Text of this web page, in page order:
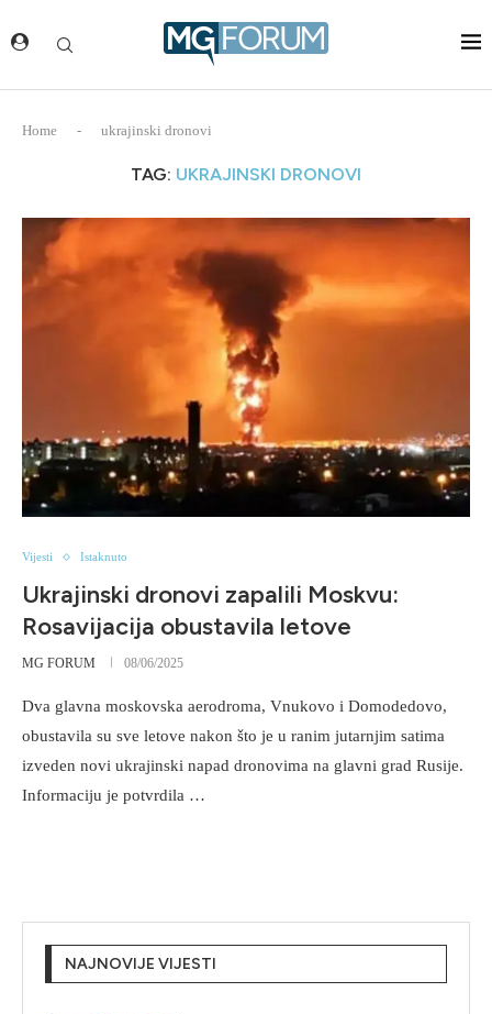
Home - ukrajinski dronovi
TAG: UKRAJINSKI DRONOVI
Vijesti Istaknuto
Ukrajinski dronovi zapalili Moskvu:
Rosavijacija obustavila letove
MG FORUM 08/06/2025
Dva glavna moskovska aerodroma, Vnukovo i Domodedovo,
obustavila su sve letove nakon što je u ranim jutarnjim satima
izveden novi ukrajinski napad dronovima na glavni grad Rusije.
Informaciju je potvrdila …
NAJNOVIJE VIJESTI